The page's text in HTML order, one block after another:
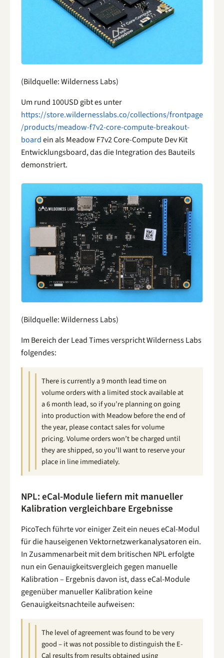
(Bildquelle: Wilderness Labs)
Um rund 100USD gibt es unter
https://store.wildernesslabs.co/collections/frontpage
/products/meadow-f7v2-core-compute-breakout-
boardein als Meadow F7v2 Core-Compute Dev Kit
Entwicklungsboard, das die Integration des Bauteils
demonstriert.
(Bildquelle: Wilderness Labs)
Im Bereich der Lead Times verspricht Wilderness Labs
folgendes:
There is currently a 9 month lead time on
volume orders with a limited stock available at
a 6 month lead, so if you’re planning on going
into production with Meadow before the end of
the year, please contact sales for volume
pricing. Volume orders won’t be charged until
they are shipped, so you’ll want to reserve your
place in line immediately.
NPL: eCal-Module liefern mit manueller
Kalibration vergleichbare Ergebnisse
PicoTech führte vor einiger Zeit ein neues eCal-Modul
für die hauseigenen Vektornetzwerkanalysatoren ein.
In Zusammenarbeit mit dem britischen NPL erfolgte
nun ein Genauigkeitsvergleich gegen manuelle
Kalibration – Ergebnis davon ist, dass eCal-Module
gegenüber manueller Kalibration keine
Genauigkeitsnachteile aufweisen:
The level of agreement was found to be very
good – it was not possible to distinguish the E-
Cal results from results obtained using